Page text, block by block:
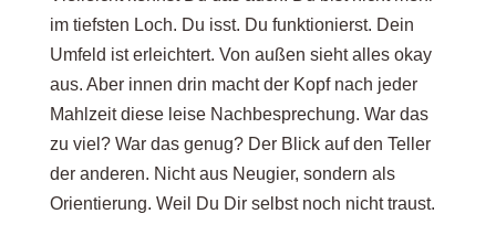
im tiefsten Loch. Du isst. Du funktionierst. Dein
Umfeld ist erleichtert. Von außen sieht alles okay
aus. Aber innen drin macht der Kopf nach jeder
Mahlzeit diese leise Nachbesprechung. War das
zu viel? War das genug? Der Blick auf den Teller
der anderen. Nicht aus Neugier, sondern als
Orientierung. Weil Du Dir selbst noch nicht traust.